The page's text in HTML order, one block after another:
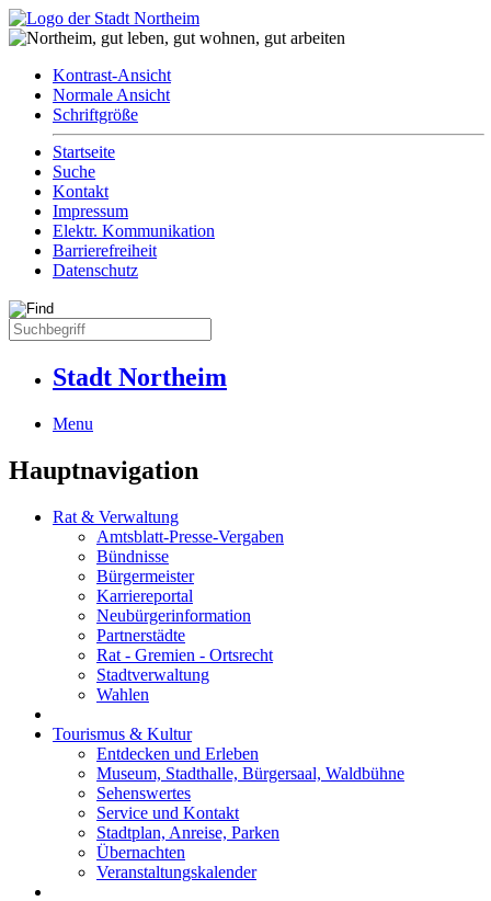
Kontrast-Ansicht
Normale Ansicht
Schriftgröße
Startseite
Suche
Kontakt
Impressum
Elektr. Kommunikation
Barrierefreiheit
Datenschutz
Stadt Northeim
Menu
Hauptnavigation
Rat & Verwaltung
Amtsblatt-Presse-Vergaben
Bündnisse
Bürgermeister
Karriereportal
Neubürgerinformation
Partnerstädte
Rat - Gremien - Ortsrecht
Stadtverwaltung
Wahlen
Tourismus & Kultur
Entdecken und Erleben
Museum, Stadthalle, Bürgersaal, Waldbühne
Sehenswertes
Service und Kontakt
Stadtplan, Anreise, Parken
Übernachten
Veranstaltungskalender